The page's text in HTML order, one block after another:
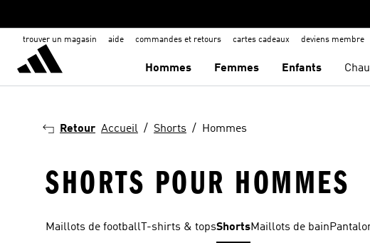
trouver un magasin aide commandes et retours cartes cadeaux deviens membre
Hommes Femmes Enfants
Retour Accueil Shorts Hommes
SHORTS POUR HOMMES
Maillots de football T-shirts & topsShortsMaillots de bain